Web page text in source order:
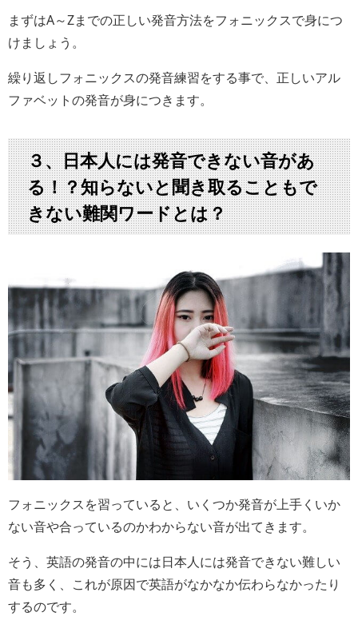
まずはA～Zまでの正しい発音方法をフォニックスで身につ
けましょう。
繰り返しフォニックスの発音練習をする事で、正しいアル
ファベットの発音が身につきます。
３、日本人には発音できない音があ
る！？知らないと聞き取ることもで
きない難関ワードとは？
フォニックスを習っていると、いくつか発音が上手くいか
ない音や合っているのかわからない音が出てきます。
そう、英語の発音の中には日本人には発音できない難しい
音も多く、これが原因で英語がなかなか伝わらなかったり
するのです。